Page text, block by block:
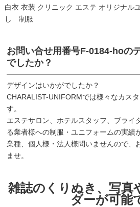
白衣 衣装 クリニック エステ オリジナ
し 制服
お問い合せ用番号F-0184-hoの
でしたか？
デザインはいかがでしたか？
CHARALIST-UNIFORMでは様々なカス
す。
エステサロン、ホテルスタッフ、ブライ
る業者様への制服・ユニフォームの実績
業種、個人様・法人様問いませんので、
ませ。
雑誌のくりぬき、写真
ダーが可能